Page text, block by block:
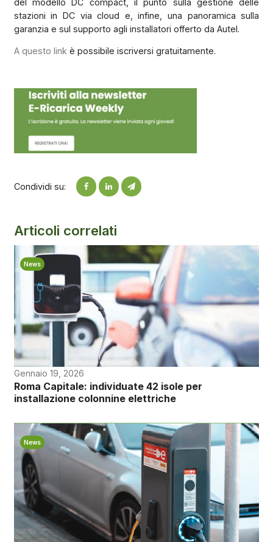
stazioni in DC via cloud e, infine, una panoramica sulla
garanzia e sul supporto agli installatori offerto da Autel.
A questo link è possibile iscriversi gratuitamente.
Condividi su:
Articoli correlati
News
Gennaio 19, 2026
Roma Capitale: individuate 42 isole per
installazione colonnine elettriche
News